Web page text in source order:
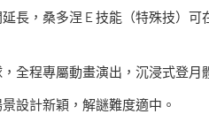
長，桑多涅 E 技能（特殊技）
全程專屬動畫演出，沉浸式登月
設計新穎，解謎難度適中。